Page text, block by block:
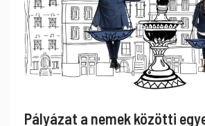
Pályázat a nemek közötti